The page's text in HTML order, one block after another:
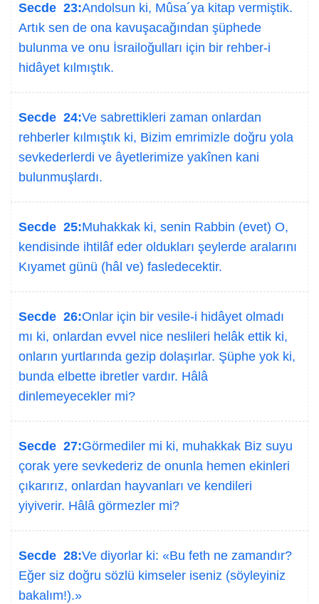
Secde 23:Andolsun ki, Mûsa´ya kitap vermiştik.
Artık sen de ona kavuşacağından şüphede
bulunma ve onu İsrailoğulları için bir rehber-i
hidâyet kılmıştık.
Secde 24:Ve sabrettikleri zaman onlardan
rehberler kılmıştık ki, Bizim emrimizle doğru yola
sevkederlerdi ve âyetlerimize yakînen kani
bulunmuşlardı.
Secde 25:Muhakkak ki, senin Rabbin (evet) O,
kendisinde ihtilâf eder oldukları şeylerde aralarını
Kıyamet günü (hâl ve) fasledecektir.
Secde 26:Onlar için bir vesile-i hidâyet olmadı
mı ki, onlardan evvel nice neslileri helâk ettik ki,
onların yurtlarında gezip dolaşırlar. Şüphe yok ki,
bunda elbette ibretler vardır. Hâlâ
dinlemeyecekler mi?
Secde 27:Görmediler mi ki, muhakkak Biz suyu
çorak yere sevkederiz de onunla hemen ekinleri
çıkarırız, onlardan hayvanları ve kendileri
yiyiverir. Hâlâ görmezler mi?
Secde 28:Ve diyorlar ki: «Bu feth ne zamandır?
Eğer siz doğru sözlü kimseler iseniz (söyleyiniz
bakalım!).»